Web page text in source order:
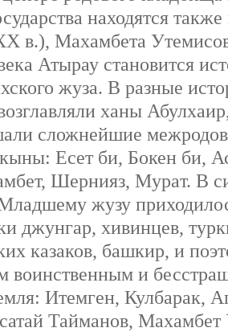
находятся
в.), Махамбета
Атырау становится
жуза. В pазные
ханы
сложнейшие
Есет би, Бокен би,
Шернияз, Mypaт. В
жузу
джунгар, хивинцев,
казаков, башкир, и
воинственным и
Итемген, Кулбарак,
Тайманов, Махамбет